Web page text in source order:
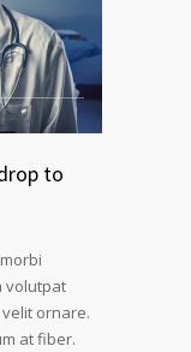
to
volutpat
ornare.
at fiber.